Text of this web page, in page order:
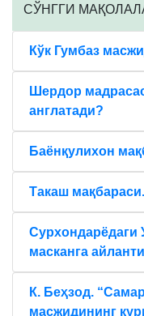
CЎНГГИ
Кўк Гумбаз
Шердор
англатади?
Баёнқулихон
Такаш
Сурхондарёдаги
масканга
К. Беҳзод.
масжидининг